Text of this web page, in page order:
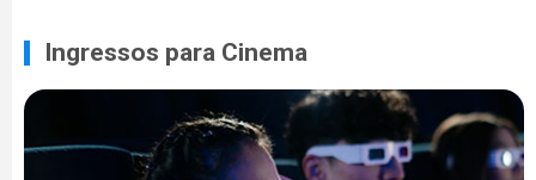
Ingressos para Cinema